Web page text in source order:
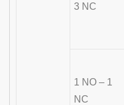
3 NC
1 NO – 1
NC